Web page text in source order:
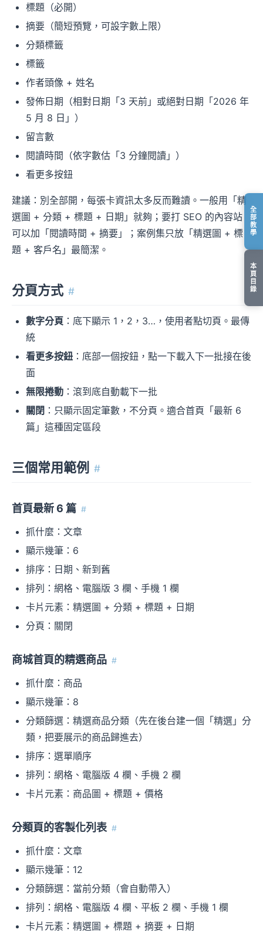
全
部
教
學
本
頁
目
錄
標題（必開）
摘要（簡短預覽，可設字數上限）
分類標籤
標籤
作者頭像 + 姓名
發佈日期（相對日期「3 天前」或絕對日期「2026 年
5 月 8 日」）
留言數
閱讀時間（依字數估「3 分鐘閱讀」）
看更多按鈕
建議：別全部開，每張卡資訊太多反而難讀。一般用「精
選圖 + 分類 + 標題 + 日期」就夠；要打 SEO 的內容站
可以加「閱讀時間 + 摘要」；案例集只放「精選圖 + 標
題 + 客戶名」最簡潔。
分頁方式 #
數字分頁 ：底下顯示 1，2，3…，使用者點切頁。最傳
統
看更多按鈕 ：底部一個按鈕，點一下載入下一批接在後
面
無限捲動 ：滾到底自動載下一批
關閉 ：只顯示固定筆數，不分頁。適合首頁「最新 6
篇」這種固定區段
三個常用範例 #
首頁最新 6 篇 #
抓什麼：文章
顯示幾筆：6
排序：日期、新到舊
排列：網格、電腦版 3 欄、手機 1 欄
卡片元素：精選圖 + 分類 + 標題 + 日期
分頁：關閉
商城首頁的精選商品 #
抓什麼：商品
顯示幾筆：8
分類篩選：精選商品分類（先在後台建一個「精選」分
類，把要展示的商品歸進去）
排序：選單順序
排列：網格、電腦版 4 欄、手機 2 欄
卡片元素：商品圖 + 標題 + 價格
分類頁的客製化列表 #
抓什麼：文章
顯示幾筆：12
分類篩選：當前分類（會自動帶入）
排列：網格、電腦版 4 欄、平板 2 欄、手機 1 欄
卡片元素：精選圖 + 標題 + 摘要 + 日期